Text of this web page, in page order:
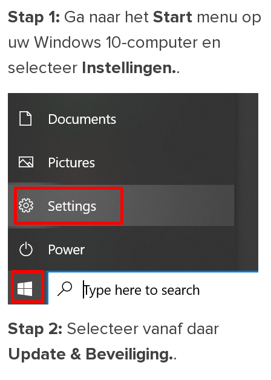
Stap 1: Ga naar hetStart menu op
uw Windows 10-computer en
selecteer
Instellingen..
Stap 2: Selecteer vanaf daar
Update & Beveiliging..